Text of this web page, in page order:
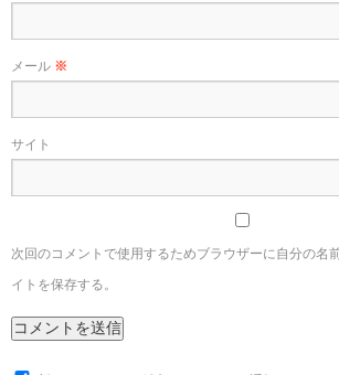
メール ※
サイト
次回のコメントで使用するためブラウザーに自分の名
イトを保存する。